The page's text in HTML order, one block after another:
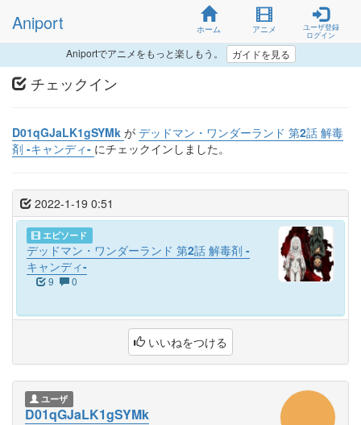
Aniport ホーム アニメ
ユーザ登録
ログイン
Aniportでアニメをもっと楽しもう。 ガイドを見る
チェックイン
D01qGJaLK1gSYMk が デッドマン・ワンダーランド 第2話 解毒
剤 -キャンディ- にチェックインしました。
2022-1-19 0:51
エピソード
デッドマン・ワンダーランド 第2話 解毒剤 -
キャンディ-
9 0
いいねをつける
ユーザ
D01qGJaLK1gSYMk